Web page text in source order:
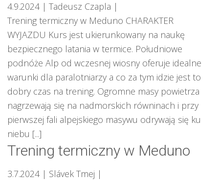
4.9.2024 | Tadeusz Czapla |
Trening termiczny w Meduno CHARAKTER
WYJAZDU Kurs jest ukierunkowany na naukę
bezpiecznego latania w termice. Południowe
podnóże Alp od wczesnej wiosny oferuje idealne
warunki dla paralotniarzy a co za tym idzie jest to
dobry czas na trening. Ogromne masy powietrza
nagrzewają się na nadmorskich równinach i przy
pierwszej fali alpejskiego masywu odrywają się ku
niebu [...]
Trening termiczny w Meduno
3.7.2024 | Slávek Tmej |